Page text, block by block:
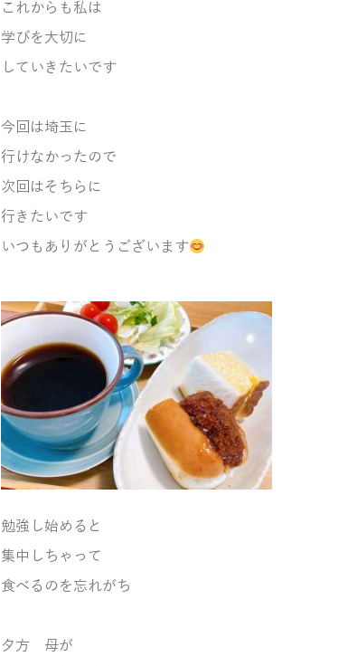
これからも私は
学びを大切に
していきたいです
今回は埼玉に
行けなかったので
次回はそちらに
行きたいです
いつもありがとうございます
勉強し始めると
集中しちゃって
食べるのを忘れがち
夕方 母が